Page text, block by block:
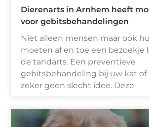
Dierenarts in Arnhem heeft
voor gebitsbehandelingen
Niet alleen mensen maar ook
moeten af en toe een bezoekje
de tandarts. Een preventieve
gebitsbehandeling bij uw kat of
zeker geen slecht idee. Deze